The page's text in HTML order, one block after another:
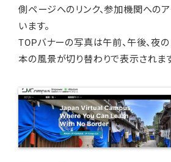
側ページへのリンク、参加機関への
います。
TOPバナーの写真は午前、午後、夜の
本の風景が切り替わりで表示されます